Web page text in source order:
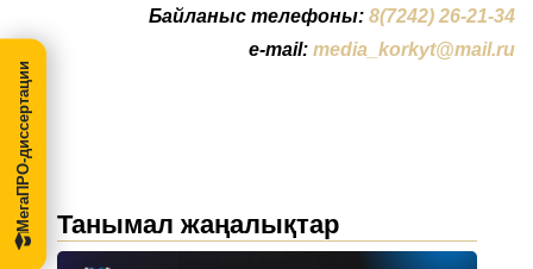
Байланыс телефоны: 8(7242) 26-21-34
e-mail: media_korkyt@mail.ru
Танымал жаңалықтар
МегаПРО-диссертации